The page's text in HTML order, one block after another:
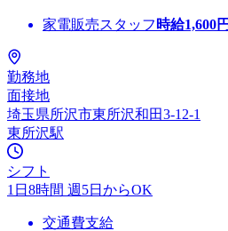
家電販売スタッフ 時給1,600
勤務地
面接地
埼玉県所沢市東所沢和田3-12-1
東所沢駅
シフト
1日8時間 週5日からOK
交通費支給